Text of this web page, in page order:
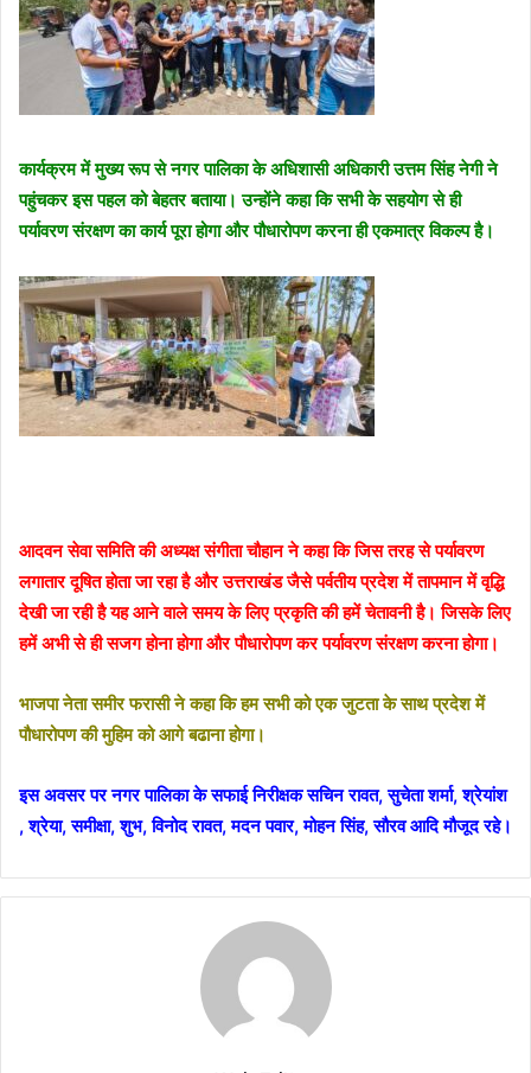
कार्यक्रम में मुख्य रूप से नगर पालिका के अधिशासी अधिकारी उत्तम सिंह नेगी ने
पहुंचकर इस पहल को बेहतर बताया। उन्होंने कहा कि सभी के सहयोग से ही
पर्यावरण संरक्षण का कार्य पूरा होगा और पौधारोपण करना ही एकमात्र विकल्प है।
आदवन सेवा समिति की अध्यक्ष संगीता चौहान ने कहा कि जिस तरह से पर्यावरण
लगातार दूषित होता जा रहा है और उत्तराखंड जैसे पर्वतीय प्रदेश में तापमान में वृद्धि
देखी जा रही है यह आने वाले समय के लिए प्रकृति की हमें चेतावनी है। जिसके लिए
हमें अभी से ही सजग होना होगा और पौधारोपण कर पर्यावरण संरक्षण करना होगा।
भाजपा नेता समीर फरासी ने कहा कि हम सभी को एक जुटता के साथ प्रदेश में
पौधारोपण की मुहिम को आगे बढाना होगा।
इस अवसर पर नगर पालिका के सफाई निरीक्षक सचिन रावत, सुचेता शर्मा, श्रेयांश
, श्रेया, समीक्षा, शुभ, विनोद रावत, मदन पवार, मोहन सिंह, सौरव आदि मौजूद रहे।